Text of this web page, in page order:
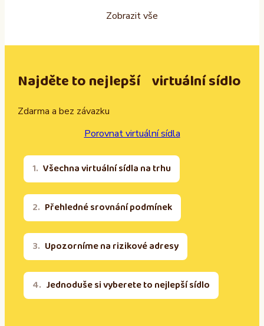
Zobrazit vše
Najděte to nejlepší virtuální sídlo
Zdarma a bez závazku
Porovnat virtuální sídla
Všechna virtuální sídla na trhu
Přehledné srovnání podmínek
Upozorníme na rizikové adresy
Jednoduše si vyberete to nejlepší sídlo